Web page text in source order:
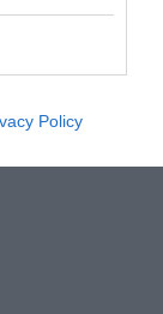
Policy